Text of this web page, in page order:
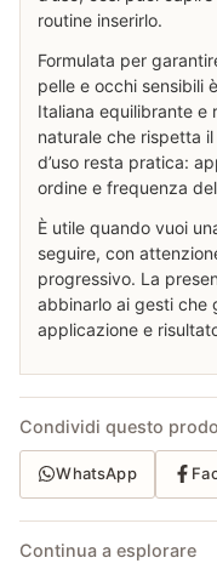
routine inserirlo.
Formulata per
pelle e occhi sensibili
Italiana equilibrante e
naturale che rispetta
d’uso resta pratica:
ordine e frequenza
È utile quando vuoi
seguire, con
progressivo. La
abbinarlo ai gesti che
applicazione e
Condividi questo
WhatsApp
Continua a esplorare